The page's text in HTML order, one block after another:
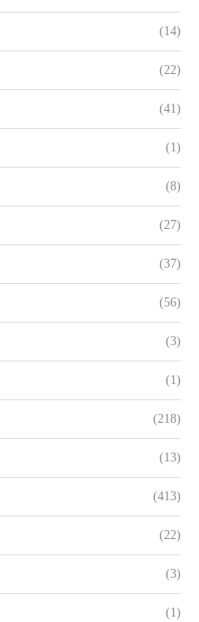
(14)
(22)
(41)
(1)
(8)
(27)
(37)
(56)
(3)
(1)
(218)
(13)
(413)
(22)
(3)
(1)